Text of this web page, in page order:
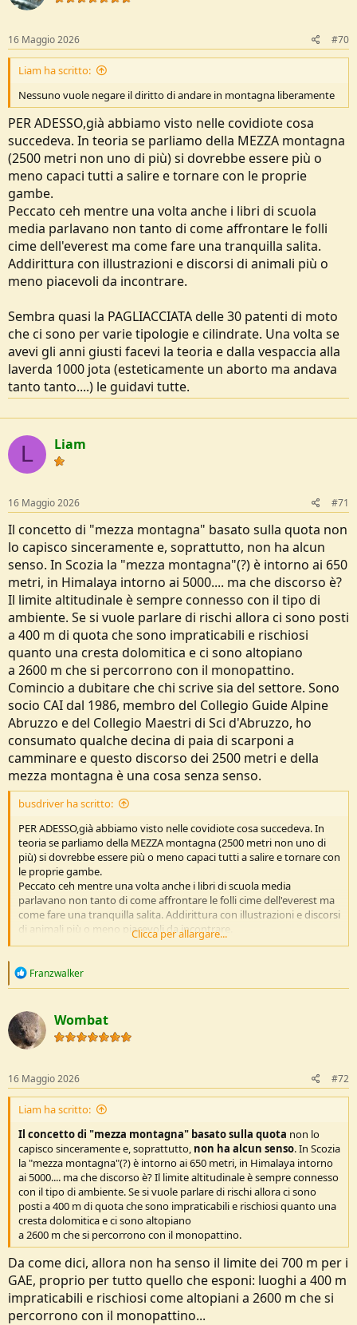
16 Maggio 2026 #70
Liam ha scritto:
Nessuno vuole negare il diritto di andare in montagna liberamente
PER ADESSO,già abbiamo visto nelle covidiote cosa
succedeva. In teoria se parliamo della MEZZA montagna
(2500 metri non uno di più) si dovrebbe essere più o
meno capaci tutti a salire e tornare con le proprie
gambe.
Peccato ceh mentre una volta anche i libri di scuola
media parlavano non tanto di come affrontare le folli
cime dell'everest ma come fare una tranquilla salita.
Addirittura con illustrazioni e discorsi di animali più o
meno piacevoli da incontrare.
Sembra quasi la PAGLIACCIATA delle 30 patenti di moto
che ci sono per varie tipologie e cilindrate. Una volta se
avevi gli anni giusti facevi la teoria e dalla vespaccia alla
laverda 1000 jota (esteticamente un aborto ma andava
tanto tanto....) le guidavi tutte.
L Liam
16 Maggio 2026 #71
Il concetto di "mezza montagna" basato sulla quota non
lo capisco sinceramente e, soprattutto, non ha alcun
senso. In Scozia la "mezza montagna"(?) è intorno ai 650
metri, in Himalaya intorno ai 5000.... ma che discorso è?
Il limite altitudinale è sempre connesso con il tipo di
ambiente. Se si vuole parlare di rischi allora ci sono posti
a 400 m di quota che sono impraticabili e rischiosi
quanto una cresta dolomitica e ci sono altopiano
a 2600 m che si percorrono con il monopattino.
Comincio a dubitare che chi scrive sia del settore. Sono
socio CAI dal 1986, membro del Collegio Guide Alpine
Abruzzo e del Collegio Maestri di Sci d'Abruzzo, ho
consumato qualche decina di paia di scarponi a
camminare e questo discorso dei 2500 metri e della
mezza montagna è una cosa senza senso.
busdriver ha scritto:
PER ADESSO,già abbiamo visto nelle covidiote cosa succedeva. In
teoria se parliamo della MEZZA montagna (2500 metri non uno di
più) si dovrebbe essere più o meno capaci tutti a salire e tornare con
le proprie gambe.
Peccato ceh mentre una volta anche i libri di scuola media
parlavano non tanto di come affrontare le folli cime dell'everest ma
come fare una tranquilla salita. Addirittura con illustrazioni e discorsi
di animali più o meno piacevoli da incontrare.
per varie tipologie e cilindrate. Una volta se avevi gli anni giusti
facevi la teoria e dalla vespaccia alla laverda 1000 jota
tutte.
Clicca per allargare...
R
c
t
i
o
s
:
Franzwalker
Wombat
16 Maggio 2026 #72
Liam ha scritto:
Il concetto di "mezza montagna" basato sulla quota non lo
capisco sinceramente e, soprattutto, non ha alcun senso. In Scozia
la "mezza montagna"(?) è intorno ai 650 metri, in Himalaya intorno
ai 5000.... ma che discorso è? Il limite altitudinale è sempre connesso
con il tipo di ambiente. Se si vuole parlare di rischi allora ci sono
posti a 400 m di quota che sono impraticabili e rischiosi quanto una
cresta dolomitica e ci sono altopiano
a 2600 m che si percorrono con il monopattino.
Da come dici, allora non ha senso il limite dei 700 m per i
GAE, proprio per tutto quello che esponi: luoghi a 400 m
impraticabili e rischiosi come altopiani a 2600 m che si
percorrono con il monopattino...